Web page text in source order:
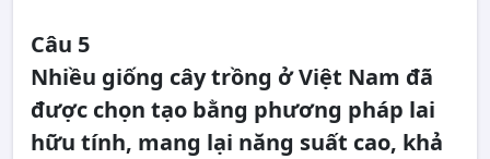
Câu 5
Nhiều giống cây trồng ở Việt Nam đã
được chọn tạo bằng phương pháp lai
hữu tính, mang lại năng suất cao, khả